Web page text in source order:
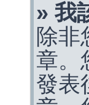
» 我
除非
章。
發表